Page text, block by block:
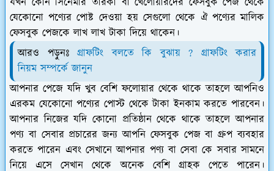
যেকোনো পণ্যের পোষ্ট দেওয়া হয় সেগুলো থেকে ঐ পণ্যের মালিক
ফেসবুক পেজকে লাখ লাখ টাকা দিয়ে থাকেন।
আরও পড়ুনঃ গ্রাফটিং বলতে কি বুঝায় ? গ্রাফটিং করার
নিয়ম সম্পর্কে জানুন
আপনার পেজে যদি খুব বেশি ফলোয়ার থেকে থাকে তাহলে আপনিও
এরকম যেকোনো পণ্যের পোস্ট থেকে টাকা ইনকাম করতে পারবেন।
আপনার নিজের যদি কোনো প্রতিষ্ঠান থেকে থাকে তাহলে আপনার
পণ্য বা সেবার প্রচারের জন্য আপনি ফেসবুক পেজ বা গ্রুপ ব্যবহার
করতে পারেন এবং সেখানে আপনার পণ্য বা সেবা কে সবার সামনে
নিয়ে এসে সেখান থেকে অনেক বেশি গ্রাহক পেতে পারেন।